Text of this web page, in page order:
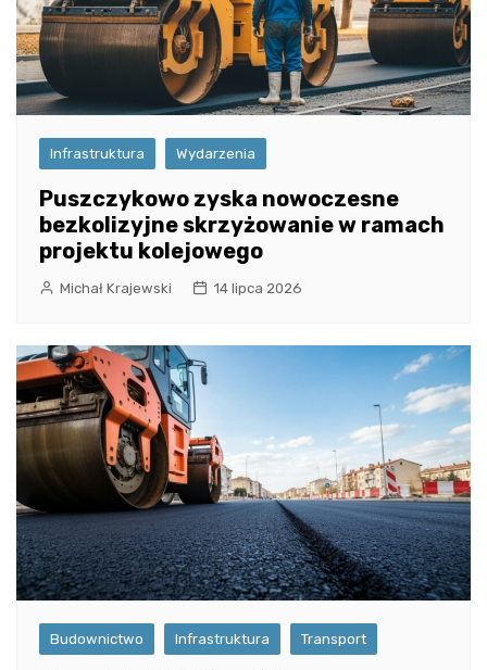
Infrastruktura Wydarzenia
Puszczykowo zyska nowoczesne
bezkolizyjne skrzyżowanie w ramach
projektu kolejowego
Michał Krajewski 14 lipca 2026
Budownictwo Infrastruktura Transport